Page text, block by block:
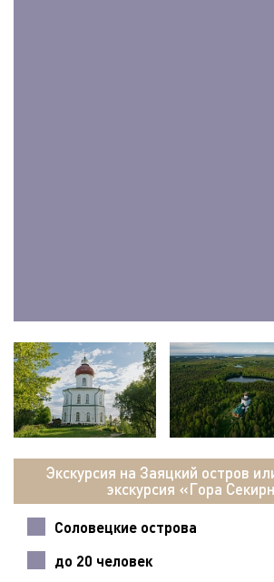
Экскурсия на Заяцкий остров
экскурсия «Гора
Соловецкие острова
до 20 человек